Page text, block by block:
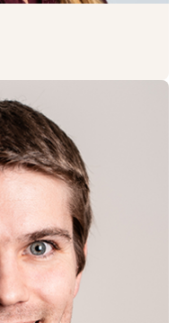
& van Haaren in
Ze behaalde een
analytics) aan de
Master in International
bij AvH te starten, was ze
Renewables & Mining
Banking (Londen).